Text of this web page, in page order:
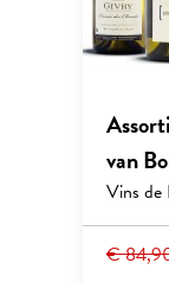
van
Vins de
€